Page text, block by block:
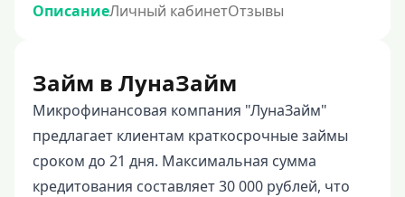
ОписаниеЛичный кабинетОтзывы
Займ в ЛунаЗайм
Микрофинансовая компания "ЛунаЗайм"
предлагает клиентам краткосрочные займы
сроком до 21 дня. Максимальная сумма
кредитования составляет 30 000 рублей, что